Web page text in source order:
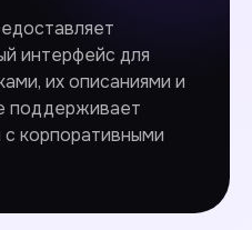
интерфейс для
их описаниями и
поддерживает
корпоративными